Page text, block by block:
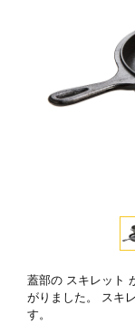
蓋部の スキレット
がりました。 スキ
す。